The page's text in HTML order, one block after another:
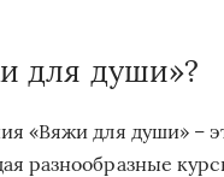
для души»?
«Вяжи для души» –
разнообразные